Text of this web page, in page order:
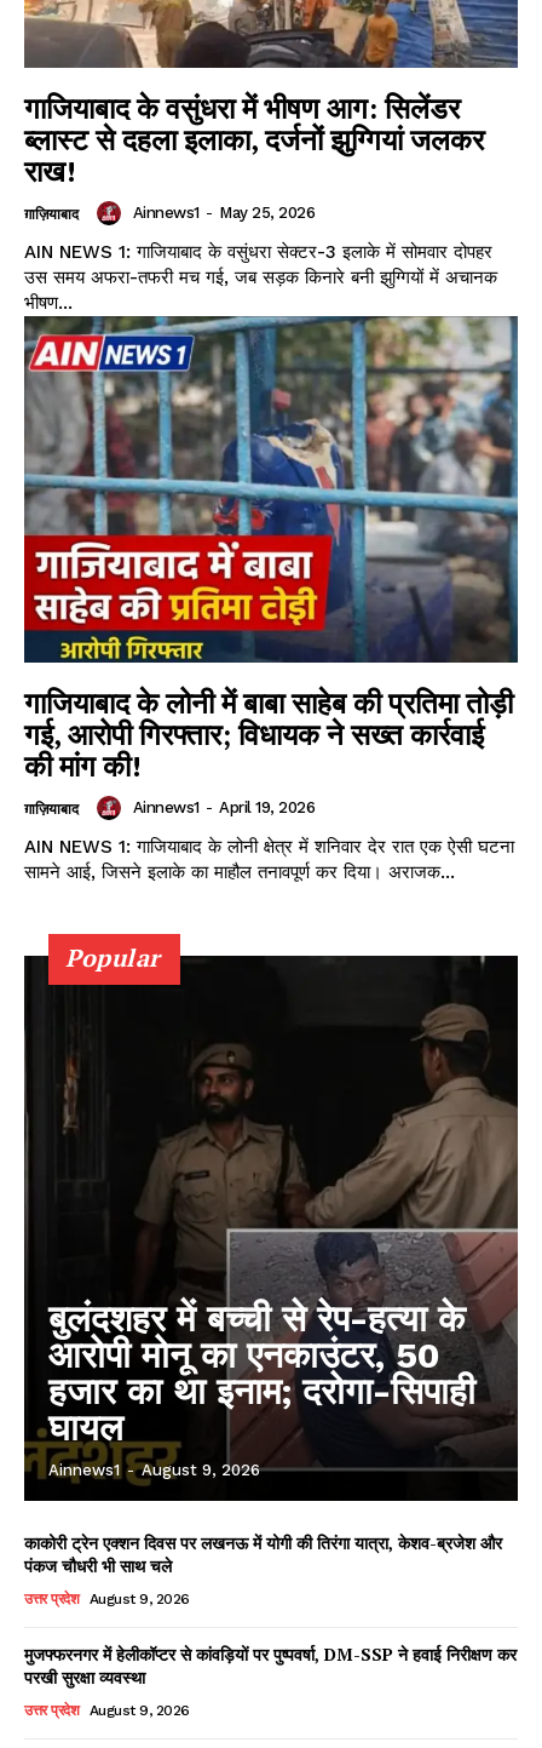
Facebook
X WhatsApp
Share
Read Latest News on AIN
NEWS 1 App
गाजियाबाद के वसुंधरा में भीषण आग: सिलेंडर
ब्लास्ट से दहला इलाका, दर्जनों झुग्गियां जलकर
राख!
ग़ाज़ियाबाद Ainnews1 - May 25, 2026
AIN NEWS 1: गाजियाबाद के वसुंधरा सेक्टर-3 इलाके में सोमवार दोपहर
उस समय अफरा-तफरी मच गई, जब सड़क किनारे बनी झुग्गियों में अचानक
भीषण...
गाजियाबाद के लोनी में बाबा साहेब की प्रतिमा तोड़ी
गई, आरोपी गिरफ्तार; विधायक ने सख्त कार्रवाई
की मांग की!
ग़ाज़ियाबाद Ainnews1 - April 19, 2026
AIN NEWS 1: गाजियाबाद के लोनी क्षेत्र में शनिवार देर रात एक ऐसी घटना
सामने आई, जिसने इलाके का माहौल तनावपूर्ण कर दिया। अराजक...
Popular
बुलंदशहर में बच्ची से रेप-हत्या के
आरोपी मोनू का एनकाउंटर, 50
हजार का था इनाम; दरोगा-सिपाही
घायल
Ainnews1 - August 9, 2026
काकोरी ट्रेन एक्शन दिवस पर लखनऊ में योगी की तिरंगा यात्रा, केशव-ब्रजेश और
पंकज चौधरी भी साथ चले
उत्तर प्रदेश August 9, 2026
मुजफ्फरनगर में हेलीकॉप्टर से कांवड़ियों पर पुष्पवर्षा, DM-SSP ने हवाई निरीक्षण कर
परखी सुरक्षा व्यवस्था
उत्तर प्रदेश August 9, 2026